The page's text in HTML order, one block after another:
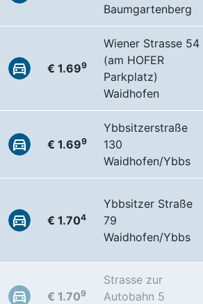
Baumgartenberg
€ 1.699
Wiener Strasse 54
(am HOFER
Parkplatz)
Waidhofen
€ 1.699
Ybbsitzerstraße
130
Waidhofen/Ybbs
€ 1.704
Ybbsitzer Straße
79
Waidhofen/Ybbs
€ 1.709
Strasse zur
Autobahn 5